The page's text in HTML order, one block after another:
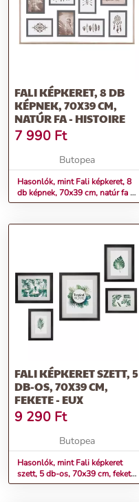
FALI KÉPKERET, 8 DB
KÉPNEK, 70X39 CM,
NATÚR FA - HISTOIRE
7 990 Ft
Butopea
Hasonlók, mint Fali képkeret, 8
db képnek, 70x39 cm, natúr fa -
HISTOIRE
FALI KÉPKERET SZETT, 5
DB-OS, 70X39 CM,
FEKETE - EUX
9 290 Ft
Butopea
Hasonlók, mint Fali képkeret
szett, 5 db-os, 70x39 cm, fekete
- EUX